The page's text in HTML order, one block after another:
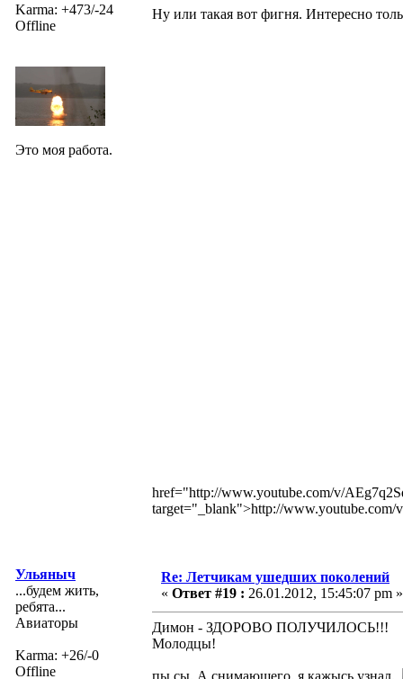
Karma: +473/-24
Offline
Это моя работа.
Ну или такая вот фигня. Интересно
href="http://www.youtube.com/v/
target="_blank">http://
Ульяныч
...будем жить,
ребята...
Авиаторы
Karma: +26/-0
Offline
Re: Летчикам ушедших поколений
« Ответ #19 : 26.01.2012, 15:45:07 pm »
Димон - ЗДОРОВО ПОЛУЧИЛОСЬ!!!
Молодцы!
пы.сы. А снимающего, я кажысь узнал.